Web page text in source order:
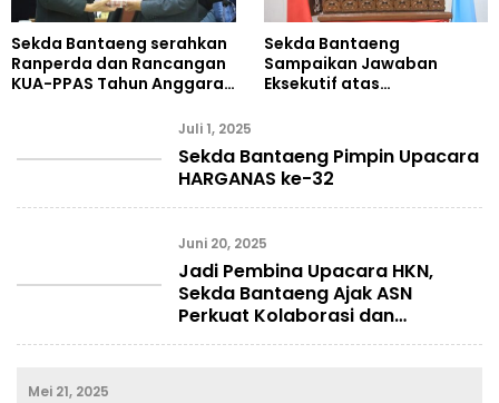
Sekda Bantaeng serahkan
Ranperda dan Rancangan
KUA-PPAS Tahun Anggaran
Sekda Bantaeng
Sampaikan Jawaban
Eksekutif atas
Juli 1, 2025
Sekda Bantaeng Pimpin Upacara
HARGANAS ke-32
Juni 20, 2025
Jadi Pembina Upacara HKN,
Sekda Bantaeng Ajak ASN
Perkuat Kolaborasi dan
Integritas
Mei 21, 2025